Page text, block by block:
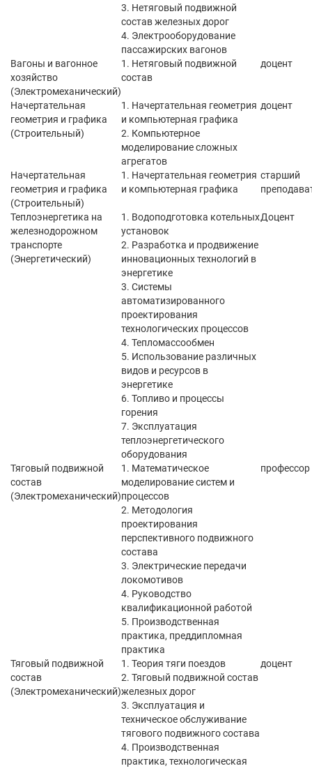
3. Нетяговый подвижной
состав железных дорог
4. Электрооборудование
пассажирских вагонов
Вагоны и вагонное
хозяйство
(Электромеханический)
1. Нетяговый подвижной
состав
доцент
Начертательная
геометрия и графика
(Строительный)
1. Начертательная геометрия
и компьютерная графика
2. Компьютерное
моделирование сложных
агрегатов
доцент
Начертательная
геометрия и графика
(Строительный)
1. Начертательная геометрия
и компьютерная графика
старший
Теплоэнергетика на
железнодорожном
транспорте
(Энергетический)
1. Водоподготовка котельных
установок
2. Разработка и продвижение
инновационных технологий в
энергетике
3. Системы
автоматизированного
проектирования
технологических процессов
4. Тепломассообмен
5. Использование различных
видов и ресурсов в
энергетике
6. Топливо и процессы
горения
7. Эксплуатация
теплоэнергетического
оборудования
Доцент
Тяговый подвижной
состав
(Электромеханический)
1. Математическое
моделирование систем и
процессов
2. Методология
проектирования
перспективного подвижного
состава
3. Электрические передачи
локомотивов
4. Руководство
квалификационной работой
5. Производственная
практика, преддипломная
практика
профессор
Тяговый подвижной
состав
(Электромеханический)
1. Теория тяги поездов
2. Тяговый подвижной состав
железных дорог
3. Эксплуатация и
техническое обслуживание
тягового подвижного состава
4. Производственная
практика, технологическая
доцент